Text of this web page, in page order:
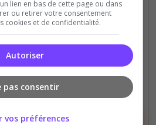
sonore.
32
clics
lien en bas de cette page ou dans
ou retirer votre consentement
cookies et de confidentialité.
Autoriser
pas consentir
vos préférences